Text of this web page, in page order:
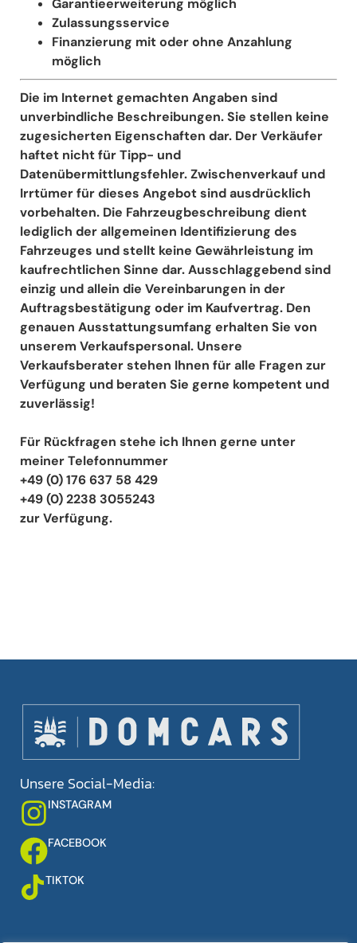
Garantieerweiterung möglich
Zulassungsservice
Finanzierung mit oder ohne Anzahlung
möglich
Die im Internet gemachten Angaben sind
unverbindliche Beschreibungen. Sie stellen keine
zugesicherten Eigenschaften dar. Der Verkäufer
haftet nicht für Tipp- und
Datenübermittlungsfehler. Zwischenverkauf und
Irrtümer für dieses Angebot sind ausdrücklich
vorbehalten. Die Fahrzeugbeschreibung dient
lediglich der allgemeinen Identifizierung des
Fahrzeuges und stellt keine Gewährleistung im
kaufrechtlichen Sinne dar. Ausschlaggebend sind
einzig und allein die Vereinbarungen in der
Auftragsbestätigung oder im Kaufvertrag. Den
genauen Ausstattungsumfang erhalten Sie von
unserem Verkaufspersonal. Unsere
Verkaufsberater stehen Ihnen für alle Fragen zur
Verfügung und beraten Sie gerne kompetent und
zuverlässig!
Für Rückfragen stehe ich Ihnen gerne unter
meiner Telefonnummer
+49 (0) 176 637 58 429
+49 (0) 2238 3055243
zur Verfügung.
Unsere Social-Media:
INSTAGRAM
FACEBOOK
TIKTOK